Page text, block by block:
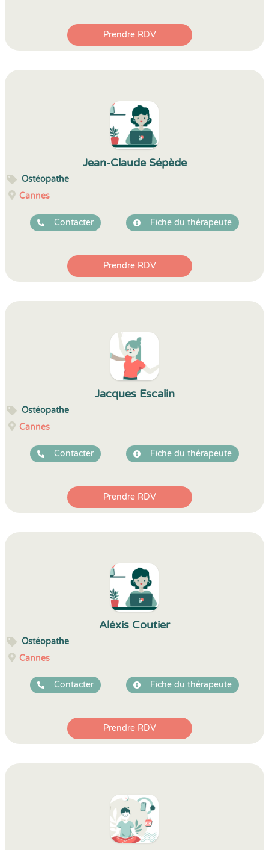
Prendre RDV
Jean-Claude Sépède
Ostéopathe
Cannes
Contacter Fiche du thérapeute
Prendre RDV
Jacques Escalin
Ostéopathe
Cannes
Contacter Fiche du thérapeute
Prendre RDV
Aléxis Coutier
Ostéopathe
Cannes
Contacter Fiche du thérapeute
Prendre RDV